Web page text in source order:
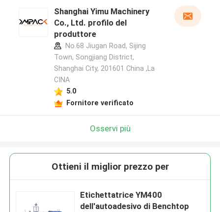
Shanghai Yimu Machinery
Co., Ltd. profilo del
produttore
No.68 Jiugan Road, Sijing
Town, Songjiang District,
Shanghai City, 201601 China ,La
CINA
5.0
Fornitore verificato
Osservi più
Ottieni il miglior prezzo per
Etichettatrice YM400
dell'autoadesivo di Benchtop